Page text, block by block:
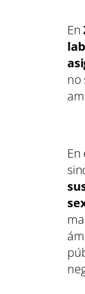
En
no
En